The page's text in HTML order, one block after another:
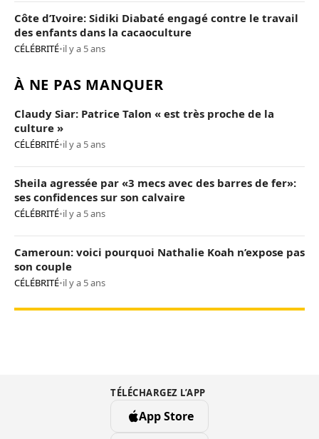
Côte d’Ivoire: Sidiki Diabaté engagé contre le travail
des enfants dans la cacaoculture
CÉLÉBRITÉ•il y a 5 ans
À NE PAS MANQUER
Claudy Siar: Patrice Talon « est très proche de la
culture »
CÉLÉBRITÉ•il y a 5 ans
Sheila agressée par «3 mecs avec des barres de fer»:
ses confidences sur son calvaire
CÉLÉBRITÉ•il y a 5 ans
Cameroun: voici pourquoi Nathalie Koah n’expose pas
son couple
CÉLÉBRITÉ•il y a 5 ans
TÉLÉCHARGEZ L’APP
App Store